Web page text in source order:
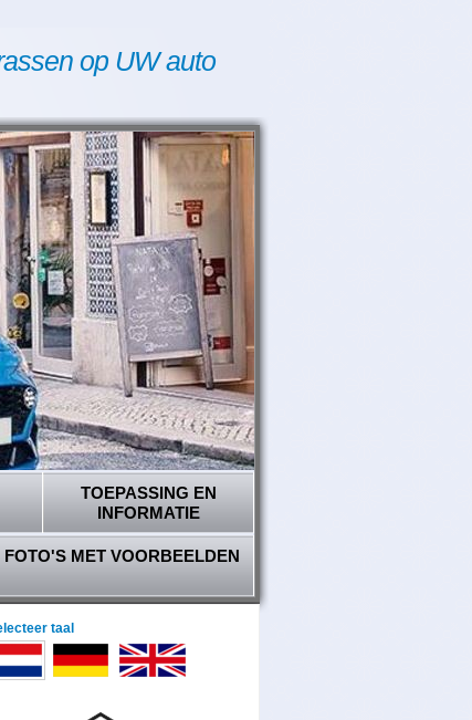
op UW auto
TOEPASSING EN
INFORMATIE
FOTO'S MET VOORBEELDEN
taal